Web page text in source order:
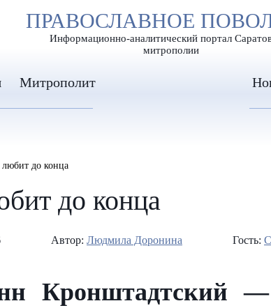
ШРИФТА А А А
ПРАВОСЛАВНОЕ
Информационно-аналитический портал
митрополии
Митрополит
до конца
до конца
Автор: Людмила Доронина Гость:
Кронштадтский